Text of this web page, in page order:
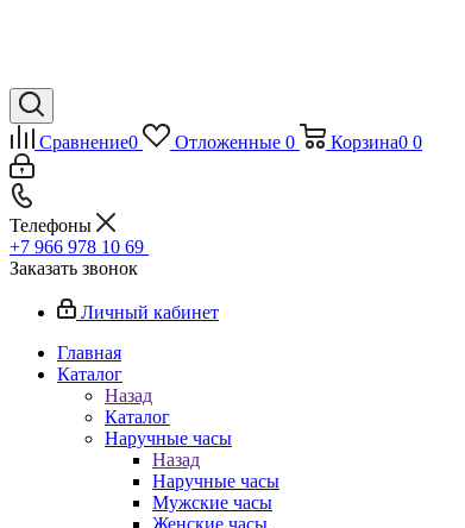
Сравнение0 Отложенные 0 Корзина0 0
Телефоны
+7 966 978 10 69
Заказать звонок
Личный кабинет
Главная
Каталог
Назад
Каталог
Наручные часы
Назад
Наручные часы
Мужские часы
Женские часы